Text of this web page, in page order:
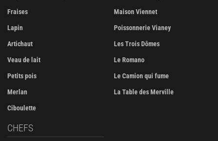
Fraises
Lapin
Artichaut
Veau de lait
Petits pois
Merlan
Ciboulette
Maison Viennet
Poissonnerie Vianey
Les Trois Dômes
Le Romano
Le Camion qui fume
La Table des Merville
CHEFS